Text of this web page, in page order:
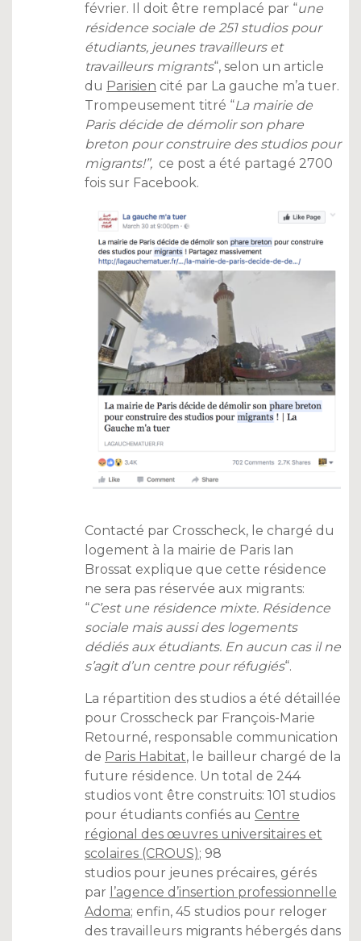
février. Il doit être remplacé par “une
résidence sociale de 251 studios pour
étudiants, jeunes travailleurs et
travailleurs migrants“, selon un article
du Parisien cité par La gauche m’a tuer.
Trompeusement titré “La mairie de
Paris décide de démolir son phare
breton pour construire des studios pour
migrants!”, ce post a été partagé 2700
fois sur Facebook.
Contacté par Crosscheck, le chargé du
logement à la mairie de Paris Ian
Brossat explique que cette résidence
ne sera pas réservée aux migrants:
“C’est une résidence mixte. Résidence
sociale mais aussi des logements
dédiés aux étudiants. En aucun cas il ne
s’agit d’un centre pour réfugiés“.
La répartition des studios a été détaillée
pour Crosscheck par François-Marie
Retourné, responsable communication
de Paris Habitat, le bailleur chargé de la
future résidence. Un total de 244
studios vont être construits: 101 studios
pour étudiants confiés au Centre
régional des œuvres universitaires et
scolaires (CROUS); 98
studios pour jeunes précaires, gérés
par l’agence d’insertion professionnelle
Adoma; enfin, 45 studios pour reloger
des travailleurs migrants hébergés dans